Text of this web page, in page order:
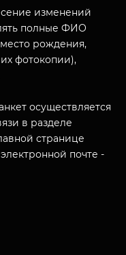
изменений
полные ФИО
рождения,
фотокопии),
осуществляется
в разделе
странице
почте -